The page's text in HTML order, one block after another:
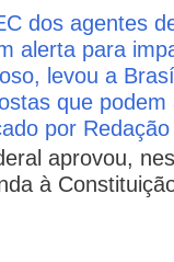
dos agentes
alerta para
levou a
que
por
aprovou,
à